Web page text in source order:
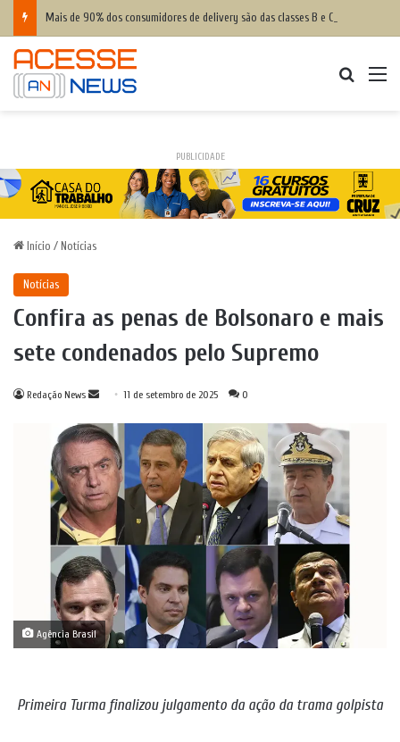
PUBLICIDADE
Início / Notícias
Notícias
Confira as penas de Bolsonaro e mais
sete condenados pelo Supremo
Redação News
Mande
e-
mail
11 de setembro de 2025 0
Agência Brasil
Primeira Turma finalizou julgamento da ação da trama golpista